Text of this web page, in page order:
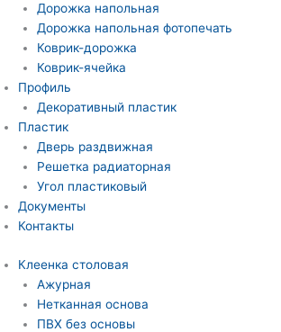
Дорожка напольная
Дорожка напольная фотопечать
Коврик-дорожка
Коврик-ячейка
Профиль
Декоративный пластик
Пластик
Дверь раздвижная
Решетка радиаторная
Угол пластиковый
Документы
Контакты
Клеенка столовая
Ажурная
Нетканная основа
ПВХ без основы